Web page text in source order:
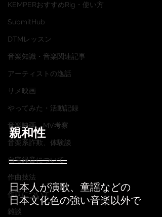
KEMPERおすすめRig・使い方
SubmitHub
DTMレッスン
音楽知識・音楽関連記事
アーティストの逸話
サメ映画
やってみた・活動記録
音楽映画、MV考察
音楽系詐欺、体験談
自宅録音について
作曲技法
作詞について
雑談
親和性
日本人が演歌、童謡などの
日本文化色の強い音楽以外で